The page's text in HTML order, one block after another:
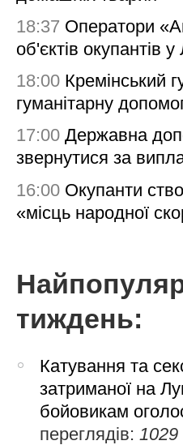
18:37 Оператори
об'єктів окупантів
18:00 Кремінський
гуманітарну
17:00 Державна
звернутися за
16:00 Окупанти
«місць народної
тиждень:
Катування та
затриманої на
бойовикам
переглядів: 1029